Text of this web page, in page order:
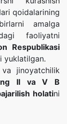
qoidalarining
amalga
faoliyatni
Respublikasi
yuklatilgan.
jinoyatchilik
II va V В
holatini